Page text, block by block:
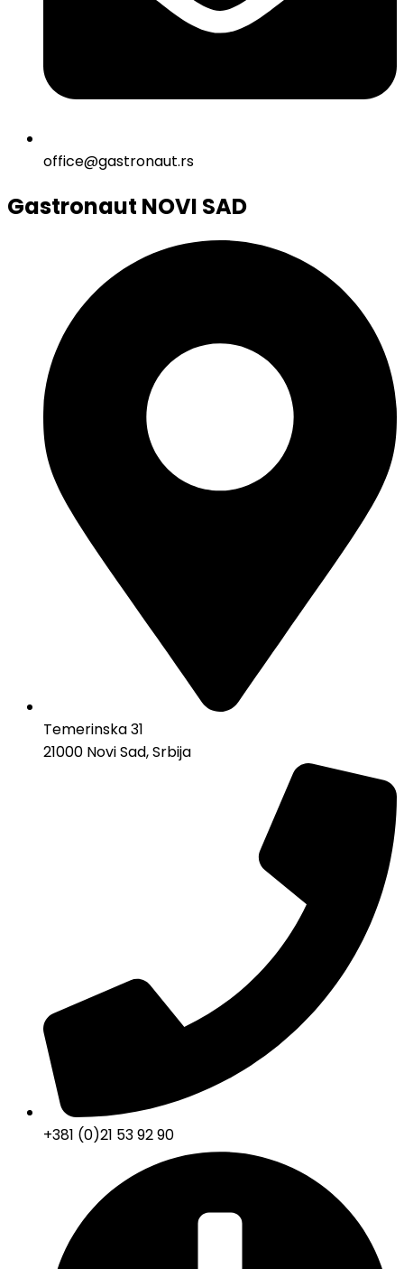
office@gastronaut.rs
Gastronaut NOVI SAD
Temerinska 31
21000 Novi Sad, Srbija
+381 (0)21 53 92 90